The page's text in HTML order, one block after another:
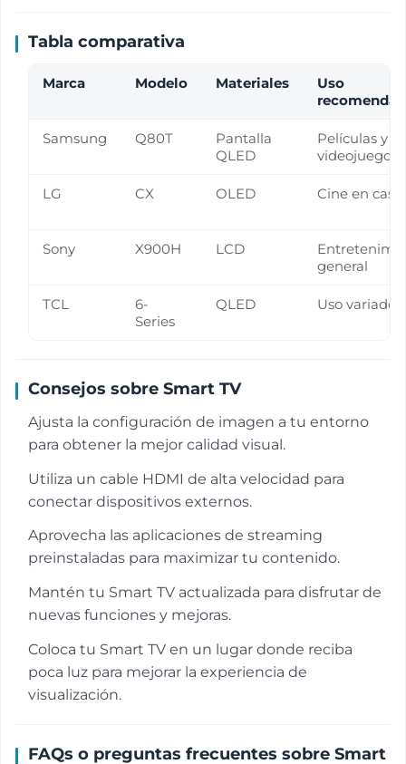
Tabla comparativa
Marca Modelo Materiales
Uso
Samsung Q80T
Pantalla
QLED
Películas y
videojuegos
LG CX OLED Cine en casa
Sony X900H LCD
general
TCL
6-
Series
QLED Uso variado
Consejos sobre Smart TV
Ajusta la configuración de imagen a tu entorno
para obtener la mejor calidad visual.
Utiliza un cable HDMI de alta velocidad para
conectar dispositivos externos.
Aprovecha las aplicaciones de streaming
preinstaladas para maximizar tu contenido.
Mantén tu Smart TV actualizada para disfrutar de
nuevas funciones y mejoras.
Coloca tu Smart TV en un lugar donde reciba
poca luz para mejorar la experiencia de
visualización.
FAQs o preguntas frecuentes sobre Smart